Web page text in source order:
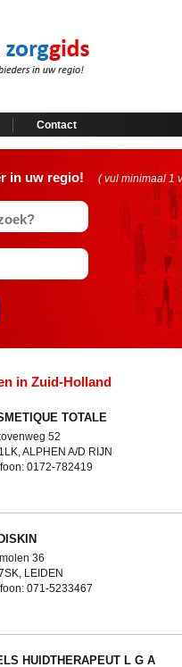
Contact
in uw regio! ( vul minimaal 1
in Zuid-Holland
TOTALE
52
ALPHEN A/D RIJN
0172-782419
36
LEIDEN
071-5233467
HUIDTHERAPEUT L G A